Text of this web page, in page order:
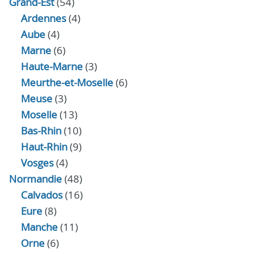
Ardennes(4)
Aube(4)
Marne(6)
Haute-Marne(3)
Meurthe-et-Moselle(6)
Meuse(3)
Moselle(13)
Bas-Rhin(10)
Haut-Rhin(9)
Vosges(4)
Normandie(48)
Calvados(16)
Eure(8)
Manche(11)
Orne(6)